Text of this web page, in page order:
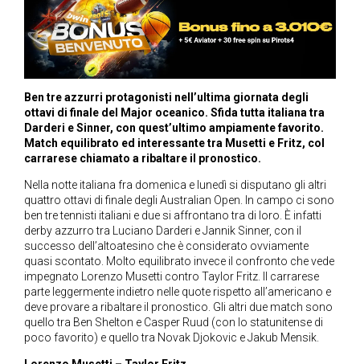
Ben tre azzurri protagonisti nell’ultima giornata degli
ottavi di finale del Major oceanico. Sfida tutta italiana tra
Darderi e Sinner, con quest’ultimo ampiamente favorito.
Match equilibrato ed interessante tra Musetti e Fritz, col
carrarese chiamato a ribaltare il pronostico.
Nella notte italiana fra domenica e lunedì si disputano gli altri
quattro ottavi di finale degli Australian Open. In campo ci sono
ben tre tennisti italiani e due si affrontano tra di loro. È infatti
derby azzurro tra Luciano Darderi e Jannik Sinner, con il
successo dell’altoatesino che è considerato ovviamente
quasi scontato. Molto equilibrato invece il confronto che vede
impegnato Lorenzo Musetti contro Taylor Fritz. Il carrarese
parte leggermente indietro nelle quote rispetto all’americano e
deve provare a ribaltare il pronostico. Gli altri due match sono
quello tra Ben Shelton e Casper Ruud (con lo statunitense di
poco favorito) e quello tra Novak Djokovic e Jakub Mensik.